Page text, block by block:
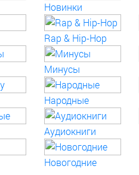
Новинки
Rap & Hip-Hop
Минусы
Народные
Аудиокниги
Новогодние